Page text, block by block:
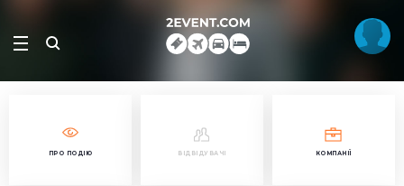
ПРО ПОДІЮ ВІДВІДУВАЧІ КОМПАНІЇ